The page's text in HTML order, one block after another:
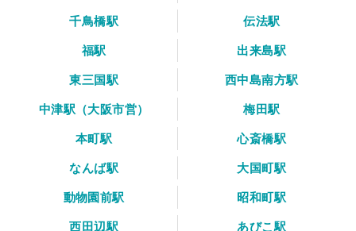
千鳥橋駅
伝法駅
福駅
出来島駅
東三国駅
西中島南方駅
中津駅（大阪市営）
梅田駅
本町駅
心斎橋駅
なんば駅
大国町駅
動物園前駅
昭和町駅
西田辺駅
あびこ駅